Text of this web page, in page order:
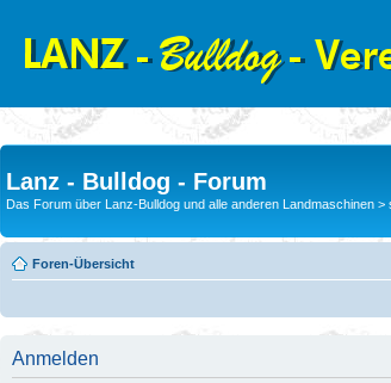
Lanz - Bulldog - Forum
Das Forum über Lanz-Bulldog und alle anderen Landmaschinen
Foren-Übersicht
Anmelden